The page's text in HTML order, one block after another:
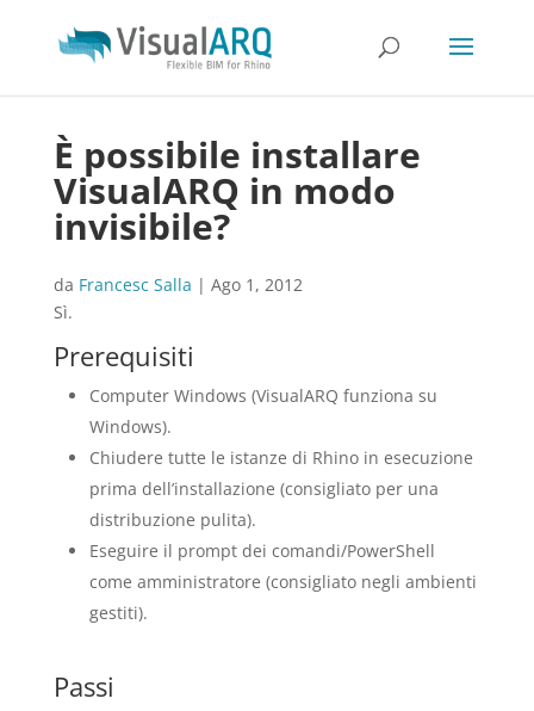
È possibile installare
VisualARQ in modo
invisibile?
da Francesc Salla | Ago 1, 2012
Sì.
Prerequisiti
Computer Windows (VisualARQ funziona su
Windows).
Chiudere tutte le istanze di Rhino in esecuzione
prima dell’installazione (consigliato per una
distribuzione pulita).
Eseguire il prompt dei comandi/PowerShell
come amministratore (consigliato negli ambienti
gestiti).
Passi